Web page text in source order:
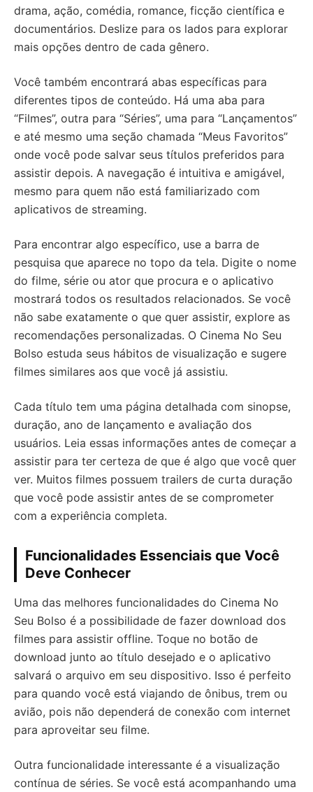
drama, ação, comédia, romance, ficção científica e
documentários. Deslize para os lados para explorar
mais opções dentro de cada gênero.
Você também encontrará abas específicas para
diferentes tipos de conteúdo. Há uma aba para
“Filmes”, outra para “Séries”, uma para “Lançamentos”
e até mesmo uma seção chamada “Meus Favoritos”
onde você pode salvar seus títulos preferidos para
assistir depois. A navegação é intuitiva e amigável,
mesmo para quem não está familiarizado com
aplicativos de streaming.
Para encontrar algo específico, use a barra de
pesquisa que aparece no topo da tela. Digite o nome
do filme, série ou ator que procura e o aplicativo
mostrará todos os resultados relacionados. Se você
não sabe exatamente o que quer assistir, explore as
recomendações personalizadas. O Cinema No Seu
Bolso estuda seus hábitos de visualização e sugere
filmes similares aos que você já assistiu.
Cada título tem uma página detalhada com sinopse,
duração, ano de lançamento e avaliação dos
usuários. Leia essas informações antes de começar a
assistir para ter certeza de que é algo que você quer
ver. Muitos filmes possuem trailers de curta duração
que você pode assistir antes de se comprometer
com a experiência completa.
Funcionalidades Essenciais que Você
Deve Conhecer
Uma das melhores funcionalidades do Cinema No
Seu Bolso é a possibilidade de fazer download dos
filmes para assistir offline. Toque no botão de
download junto ao título desejado e o aplicativo
salvará o arquivo em seu dispositivo. Isso é perfeito
para quando você está viajando de ônibus, trem ou
avião, pois não dependerá de conexão com internet
para aproveitar seu filme.
Outra funcionalidade interessante é a visualização
contínua de séries. Se você está acompanhando uma